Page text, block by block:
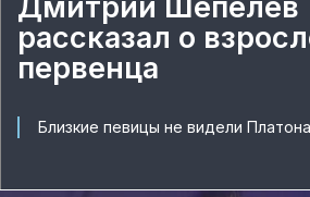
рассказал о
первенца
Близкие певицы не видели